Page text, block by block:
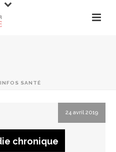
INFOS SANTÉ
24 avril 2019
chronique